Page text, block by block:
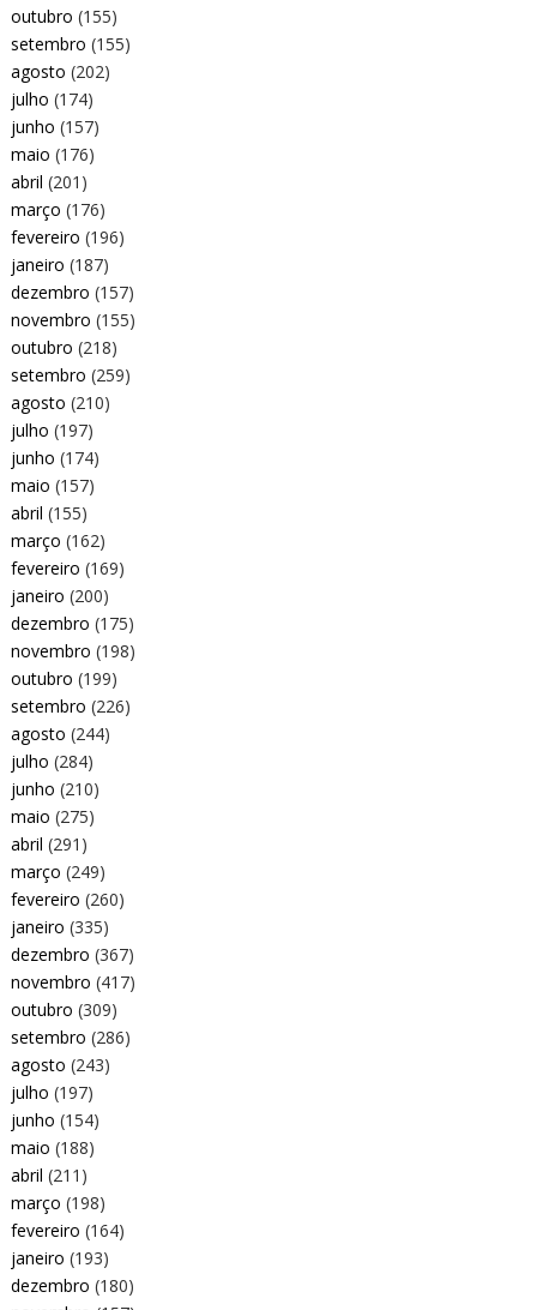
outubro (155)
setembro (155)
agosto (202)
julho (174)
junho (157)
maio (176)
abril (201)
março (176)
fevereiro (196)
janeiro (187)
dezembro (157)
novembro (155)
outubro (218)
setembro (259)
agosto (210)
julho (197)
junho (174)
maio (157)
abril (155)
março (162)
fevereiro (169)
janeiro (200)
dezembro (175)
novembro (198)
outubro (199)
setembro (226)
agosto (244)
julho (284)
junho (210)
maio (275)
abril (291)
março (249)
fevereiro (260)
janeiro (335)
dezembro (367)
novembro (417)
outubro (309)
setembro (286)
agosto (243)
julho (197)
junho (154)
maio (188)
abril (211)
março (198)
fevereiro (164)
janeiro (193)
dezembro (180)